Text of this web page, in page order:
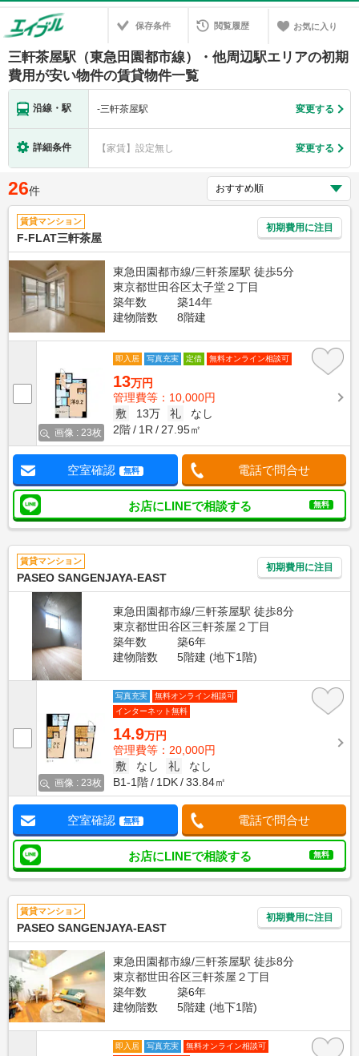
保存条件 閲覧履歴 お気に入り
三軒茶屋駅（東急田園都市線）・他周辺駅エリアの初期
費用が安い物件の賃貸物件一覧
沿線・駅 -三軒茶屋駅 変更する
詳細条件 【家賃】設定無し 変更する
26件
賃貸マンション
F-FLAT三軒茶屋
初期費用に注目
東急田園都市線/三軒茶屋駅 徒歩5分
東京都世田谷区太子堂２丁目
築年数
築14年
建物階数
8階建
画像 : 23枚
即入居 写真充実 定借 無料オンライン相談可
13万円
管理費等：10,000円
敷
13万 礼
なし
2階
1R 27.95㎡
空室確認 無料 電話で問合せ
お店にLINEで相談する 無料
賃貸マンション
PASEO SANGENJAYA-EAST
初期費用に注目
東急田園都市線/三軒茶屋駅 徒歩8分
東京都世田谷区三軒茶屋２丁目
築年数
築6年
建物階数
5階建 (地下1階)
画像 : 23枚
写真充実
無料オンライン相談可
インターネット無料
14.9万円
管理費等：20,000円
敷
なし 礼
なし
B1-1階
1DK 33.84㎡
空室確認 無料 電話で問合せ
お店にLINEで相談する 無料
賃貸マンション
PASEO SANGENJAYA-EAST
初期費用に注目
東急田園都市線/三軒茶屋駅 徒歩8分
東京都世田谷区三軒茶屋２丁目
築年数
築6年
建物階数
5階建 (地下1階)
即入居 写真充実
無料オンライン相談可